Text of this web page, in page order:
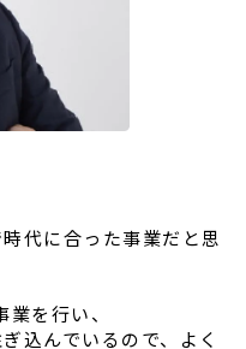
代に合った事業だと思
を行い、
込んでいるので、よく